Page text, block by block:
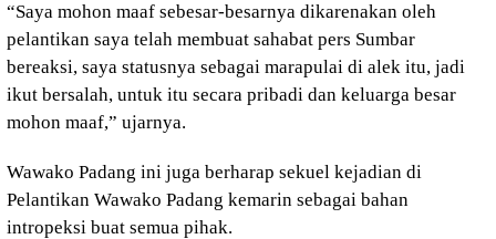
“Saya mohon maaf sebesar-besarnya dikarenakan oleh
pelantikan saya telah membuat sahabat pers Sumbar
bereaksi, saya statusnya sebagai marapulai di alek itu, jadi
ikut bersalah, untuk itu secara pribadi dan keluarga besar
mohon maaf,” ujarnya.
Wawako Padang ini juga berharap sekuel kejadian di
Pelantikan Wawako Padang kemarin sebagai bahan
intropeksi buat semua pihak.